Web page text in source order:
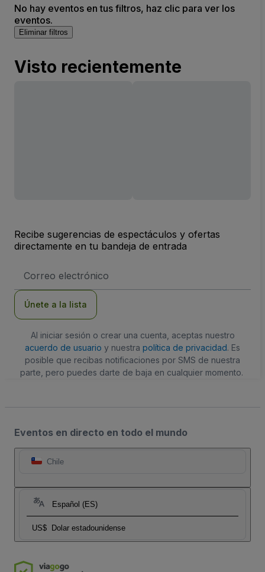
No hay eventos en tus filtros, haz clic para ver los
eventos.
Eliminar filtros
Visto recientemente
Recibe sugerencias de espectáculos y ofertas
directamente en tu bandeja de entrada
de
Únete a la lista
Al iniciar sesión o crear una cuenta, aceptas nuestro
acuerdo de usuario y nuestra política de privacidad. Es
posible que recibas notificaciones por SMS de nuestra
parte, pero puedes darte de baja en cualquier momento.
Eventos en directo en todo el mundo
Chile
Español (ES)
US$ Dolar estadounidense